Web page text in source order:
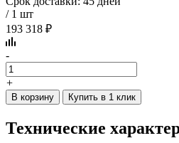
/ 1 шт
193 318 ₽
-
+
В корзину Купить в 1 клик
Технические